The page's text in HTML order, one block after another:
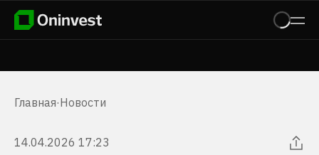
Главная·Новости
14.04.2026 17:23